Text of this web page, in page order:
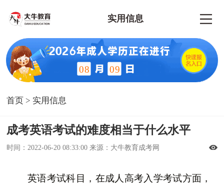
实用信息
08 09
首页 > 实用信息
成考英语考试的难度相当于什么水平
时间：2022-06-20 08:33:00 来源：大牛教育成考网
英语考试科目，在成人高考入学考试方面，